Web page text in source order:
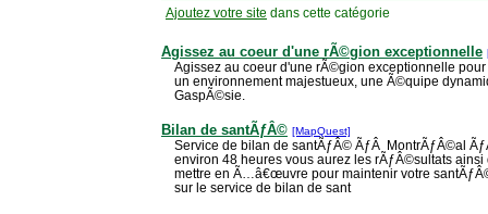
Ajoutez votre site dans cette catégorie
Agissez au coeur d'une rÃ©gion exceptionnelle
Agissez au coeur d'une rÃ©gion exceptionnelle
un environnement majestueux, une Ã©quipe
GaspÃ©sie.
Bilan de santÃƒÂ© [MapQuest]
Service de bilan de santÃƒÂ© ÃƒÂ MontrÃƒÂ©al
environ 48 heures vous aurez les rÃƒÂ©sultats
mettre en Ã…â€œuvre pour maintenir votre
sur le service de bilan de sant